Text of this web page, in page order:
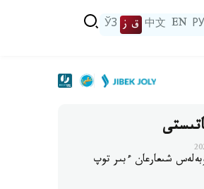
РУ
EN
中文 ق ز ЎЗ
شىعارعان ءبىر توپ